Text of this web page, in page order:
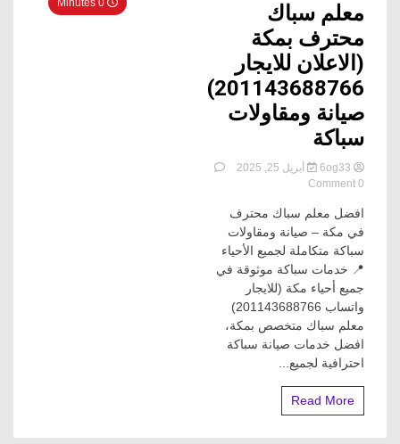
معلم سباك
محترف بمكة
(الاعلان للايجار
201143688766)
صيانة ومقاولات
سباكة
أبريل 25, 2025
0 Comment
on
سباك
محترف
بمكة
(الاعلان
للايجار
صيانة
ومقاولات
سباكة
افضل معلم سباك محترف
في مكة – صيانة ومقاولات
سباكة متكاملة لجميع الأحياء
📍 خدمات سباكة موثوقة في
جميع أحياء مكة (للايجار
واتساب 201143688766)
معلم سباك متخصص بمكة،
افضل خدمات صيانة سباكة
احترافية لجميع...
Read More